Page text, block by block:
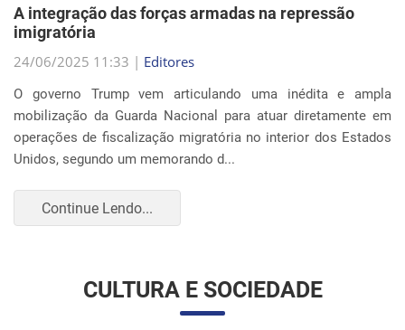
imigratória
24/06/2025 11:33 |
O governo Trump vem articulando uma inédita e ampla
mobilização da Guarda Nacional para atuar diretamente em
operações de fiscalização migratória no interior dos Estados
Unidos, segundo um memorando d...
Continue Lendo...